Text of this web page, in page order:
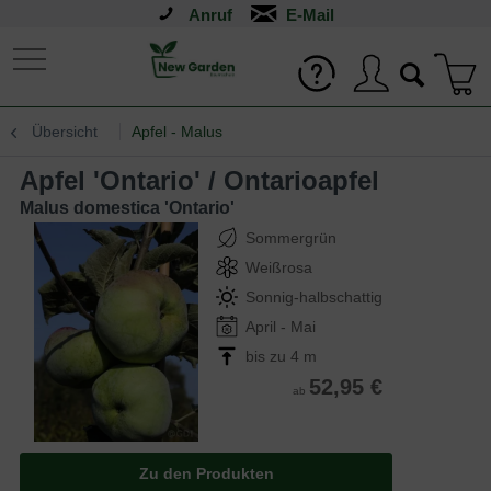
Anruf
Übersicht Apfel - Malus
Apfel 'Ontario' / Ontarioapfel
Malus domestica 'Ontario'
Sommergrün
Weißrosa
Sonnig-halbschattig
April - Mai
bis zu 4 m
ab 52,95 €
Zu den Produkten